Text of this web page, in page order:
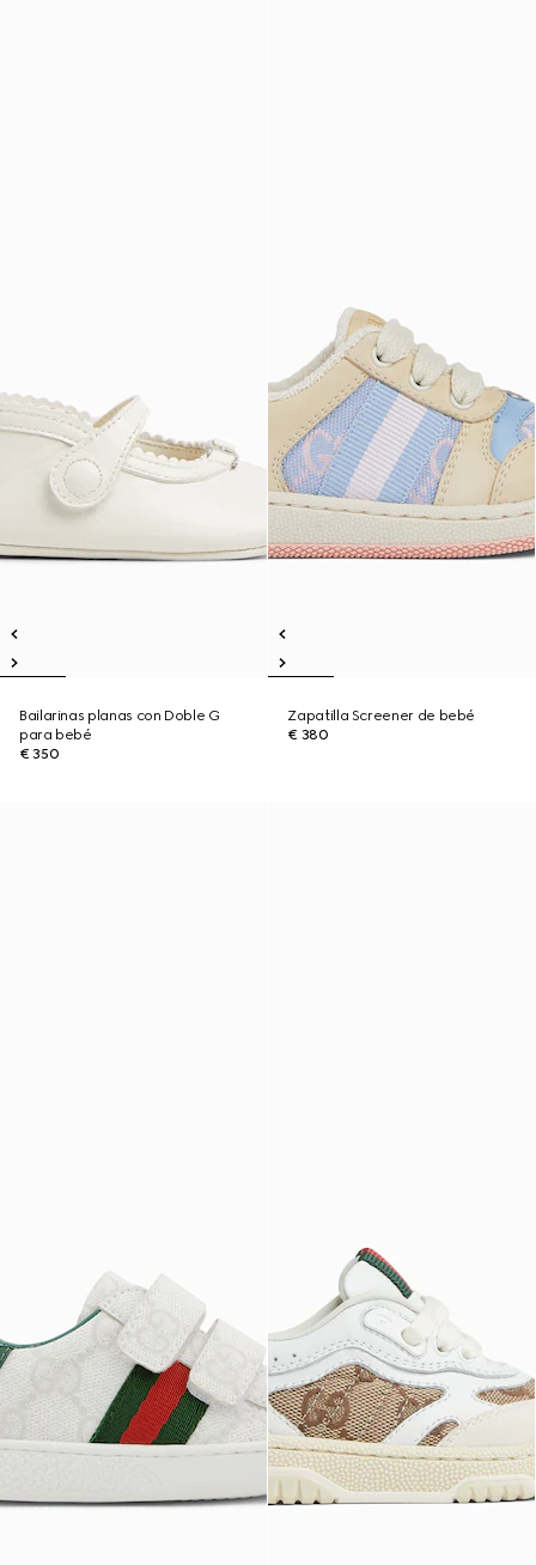
Bailarinas planas con Doble G
para bebé
€ 350
Zapatilla Screener de bebé
€ 380